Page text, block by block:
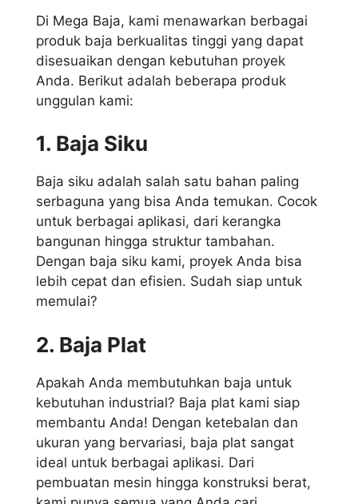
Di Mega Baja, kami menawarkan berbagai
produk baja berkualitas tinggi yang dapat
disesuaikan dengan kebutuhan proyek
Anda. Berikut adalah beberapa produk
unggulan kami:
1. Baja Siku
Baja siku adalah salah satu bahan paling
serbaguna yang bisa Anda temukan. Cocok
untuk berbagai aplikasi, dari kerangka
bangunan hingga struktur tambahan.
Dengan baja siku kami, proyek Anda bisa
lebih cepat dan efisien. Sudah siap untuk
memulai?
2. Baja Plat
Apakah Anda membutuhkan baja untuk
kebutuhan industrial? Baja plat kami siap
membantu Anda! Dengan ketebalan dan
ukuran yang bervariasi, baja plat sangat
ideal untuk berbagai aplikasi. Dari
pembuatan mesin hingga konstruksi berat,